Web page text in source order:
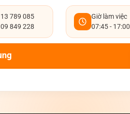
789 085
849 228
Giờ làm việc
07:45 - 17:00